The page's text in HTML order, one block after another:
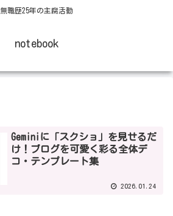
無職歴25年の主腐活動
notebook
Geminiに「スクショ」を見せるだ
け！ブログを可愛く彩る全体デ
コ・テンプレート集
2026.01.24